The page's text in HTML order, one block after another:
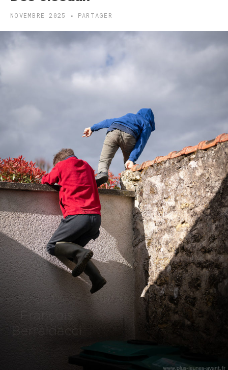
NOVEMBRE 2025 PARTAGER